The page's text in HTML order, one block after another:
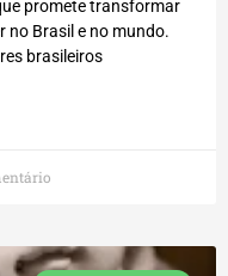
promete transformar
no Brasil e no mundo.
brasileiros